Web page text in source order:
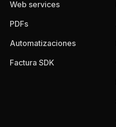
Web services
PDFs
Automatizaciones
Factura SDK